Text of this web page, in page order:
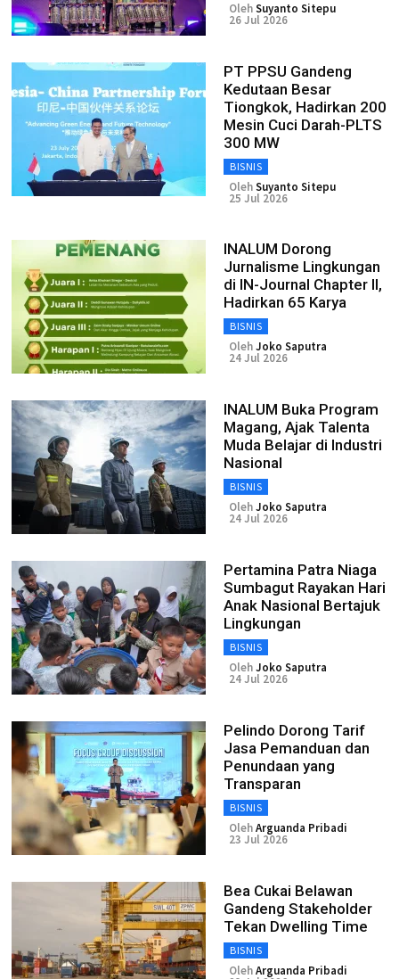
OlehSuyanto Sitepu
26 Jul 2026
PT PPSU Gandeng
Kedutaan Besar
Tiongkok, Hadirkan 200
Mesin Cuci Darah-PLTS
300 MW
BISNIS
OlehSuyanto Sitepu
25 Jul 2026
INALUM Dorong
Jurnalisme Lingkungan
di IN-Journal Chapter II,
Hadirkan 65 Karya
BISNIS
OlehJoko Saputra
24 Jul 2026
INALUM Buka Program
Magang, Ajak Talenta
Muda Belajar di Industri
Nasional
BISNIS
OlehJoko Saputra
24 Jul 2026
Pertamina Patra Niaga
Sumbagut Rayakan Hari
Anak Nasional Bertajuk
Lingkungan
BISNIS
OlehJoko Saputra
24 Jul 2026
Pelindo Dorong Tarif
Jasa Pemanduan dan
Penundaan yang
Transparan
BISNIS
OlehArguanda Pribadi
23 Jul 2026
Bea Cukai Belawan
Gandeng Stakeholder
Tekan Dwelling Time
BISNIS
OlehArguanda Pribadi